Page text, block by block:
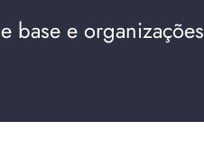
base e organizações